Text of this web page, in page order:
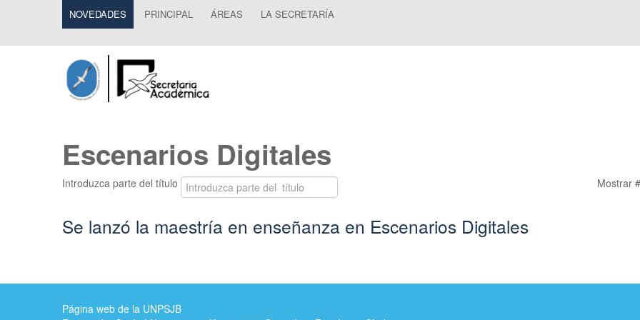
NOVEDADES PRINCIPAL ÁREAS LA SECRETARÍA
Escenarios Digitales
Introduzca parte del título Mostrar #
Se lanzó la maestría en enseñanza en Escenarios Digitales
Página web de la UNPSJB